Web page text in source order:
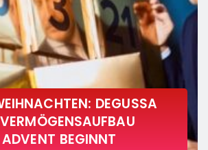
DEGUSSA
BEGINNT